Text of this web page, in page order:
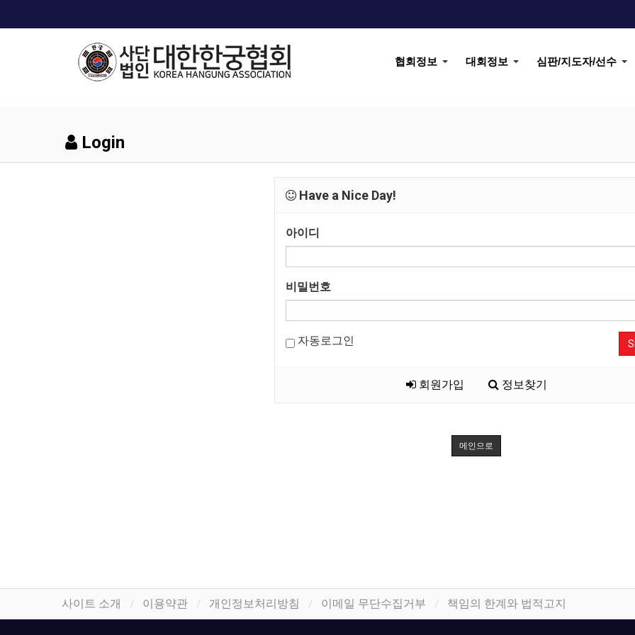
협회정보 대회정보 심판/지도자/선수
Login
Have a Nice Day!
아이디
비밀번호
자동로그인
회원가입 정보찾기
메인으로
사이트 소개 이용약관 개인정보처리방침 이메일 무단수집거부 책임의 한계와 법적고지